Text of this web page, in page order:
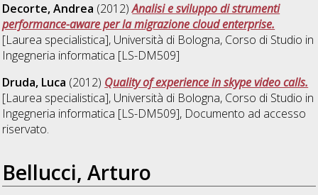
Decorte, Andrea (2012)Analisi e sviluppo di strumenti
performance-aware per la migrazione cloud enterprise.
[Laurea specialistica], Università di Bologna, Corso di Studio in
Ingegneria informatica [LS-DM509]
Druda, Luca (2012) Quality of experience in skype video calls.
[Laurea specialistica], Università di Bologna, Corso di Studio in
Ingegneria informatica [LS-DM509], Documento ad accesso
riservato.
Bellucci, Arturo